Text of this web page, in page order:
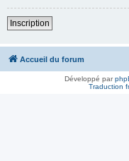
Inscription
Accueil du forum
Développé par
Traduction